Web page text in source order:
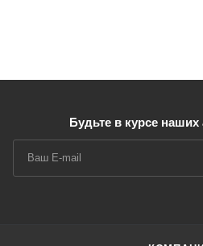
Будьте в курсе наших